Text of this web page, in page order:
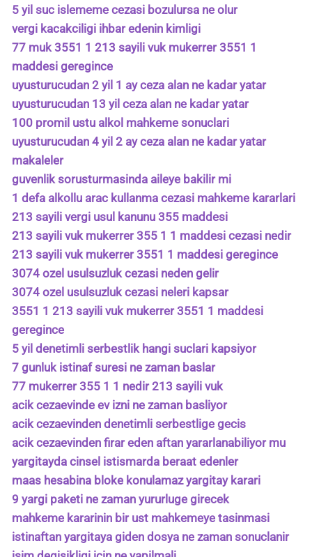
5 yil suc islememe cezasi bozulursa ne olur
vergi kacakciligi ihbar edenin kimligi
77 muk 3551 1 213 sayili vuk mukerrer 3551 1
maddesi geregince
uyusturucudan 2 yil 1 ay ceza alan ne kadar yatar
uyusturucudan 13 yil ceza alan ne kadar yatar
100 promil ustu alkol mahkeme sonuclari
uyusturucudan 4 yil 2 ay ceza alan ne kadar yatar
makaleler
guvenlik sorusturmasinda aileye bakilir mi
1 defa alkollu arac kullanma cezasi mahkeme kararlari
213 sayili vergi usul kanunu 355 maddesi
213 sayili vuk mukerrer 355 1 1 maddesi cezasi nedir
213 sayili vuk mukerrer 3551 1 maddesi geregince
3074 ozel usulsuzluk cezasi neden gelir
3074 ozel usulsuzluk cezasi neleri kapsar
3551 1 213 sayili vuk mukerrer 3551 1 maddesi
geregince
5 yil denetimli serbestlik hangi suclari kapsiyor
7 gunluk istinaf suresi ne zaman baslar
77 mukerrer 355 1 1 nedir 213 sayili vuk
acik cezaevinde ev izni ne zaman basliyor
acik cezaevinden denetimli serbestlige gecis
acik cezaevinden firar eden aftan yararlanabiliyor mu
yargitayda cinsel istismarda beraat edenler
maas hesabina bloke konulamaz yargitay karari
9 yargi paketi ne zaman yururluge girecek
mahkeme kararinin bir ust mahkemeye tasinmasi
istinaftan yargitaya giden dosya ne zaman sonuclanir